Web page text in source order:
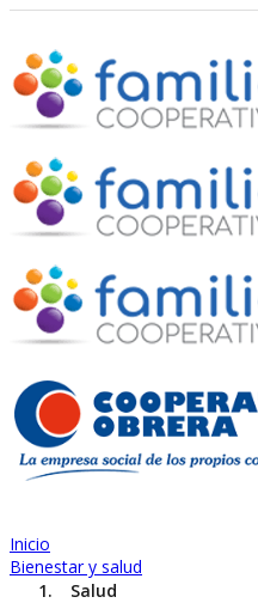
Inicio
Bienestar y salud
Salud